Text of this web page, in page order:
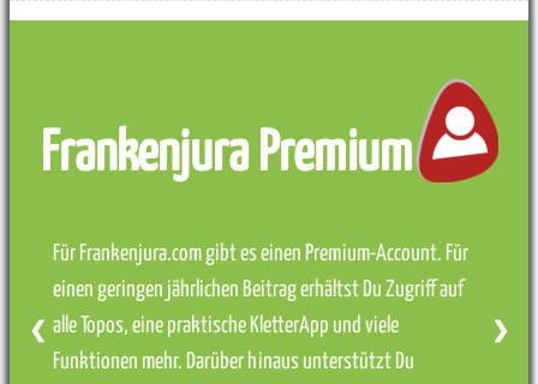
Frankenjura Premium
Für Frankenjura.com gibt es einen Premium-Account. Für
einen geringen jährlichen Beitrag erhältst Du Zugriff auf
alle Topos, eine praktische KletterApp und viele
Funktionen mehr. Darüber hinaus unterstützt Du
❮ ❯